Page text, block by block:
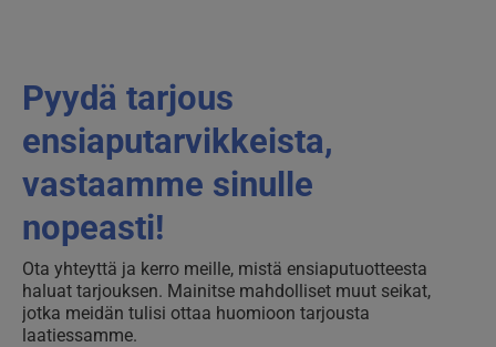
Pyydä tarjous
ensiaputarvikkeista,
vastaamme sinulle
nopeasti!
Ota yhteyttä ja kerro meille, mistä ensiaputuotteesta
haluat tarjouksen. Mainitse mahdolliset muut seikat,
jotka meidän tulisi ottaa huomioon tarjousta
laatiessamme.